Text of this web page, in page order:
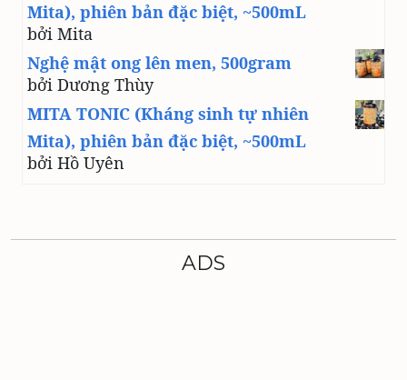
Mita), phiên bản đặc biệt, ~500mL
bởi Mita
Nghệ mật ong lên men, 500gram
bởi Dương Thùy
MITA TONIC (Kháng sinh tự nhiên
Mita), phiên bản đặc biệt, ~500mL
bởi Hồ Uyên
ADS